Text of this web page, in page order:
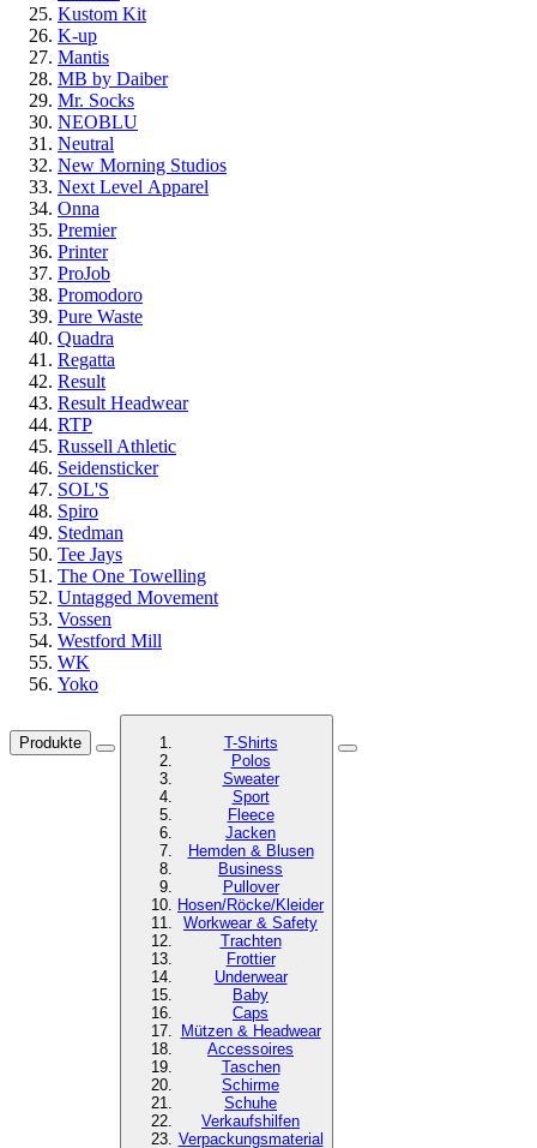
Kustom Kit
K-up
Mantis
MB by Daiber
Mr. Socks
NEOBLU
Neutral
New Morning Studios
Next Level Apparel
Onna
Premier
Printer
ProJob
Promodoro
Pure Waste
Quadra
Regatta
Result
Result Headwear
RTP
Russell Athletic
Seidensticker
SOL'S
Spiro
Stedman
Tee Jays
The One Towelling
Untagged Movement
Vossen
Westford Mill
WK
Yoko
Produkte
T-Shirts
Polos
Sweater
Sport
Fleece
Jacken
Hemden & Blusen
Business
Pullover
Hosen/Röcke/Kleider
Workwear & Safety
Trachten
Frottier
Underwear
Baby
Caps
Mützen & Headwear
Accessoires
Taschen
Schirme
Schuhe
Verkaufshilfen
Verpackungsmaterial